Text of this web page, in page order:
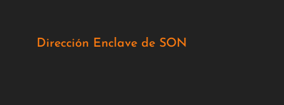
Dirección Enclave de SON